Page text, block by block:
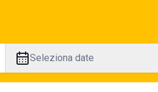
Seleziona date